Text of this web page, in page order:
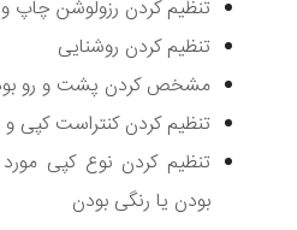
تنظیم کردن رزولوشن چاپ
تنظیم کردن روشنایی
مشخص کردن پشت و رو
تنظیم کردن کنتراست کپی و
تنظیم کردن نوع کپی
بودن یا رنگی بودن